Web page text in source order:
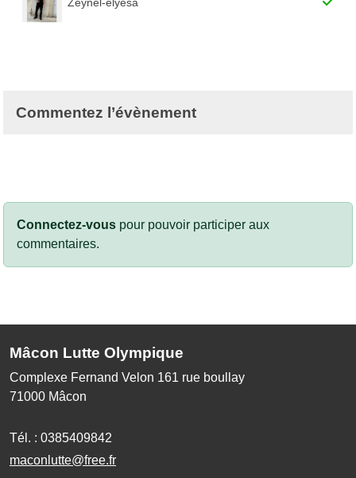
Commentez l’évènement
Connectez-vous pour pouvoir participer aux
commentaires.
Mâcon Lutte Olympique
Complexe Fernand Velon 161 rue boullay
71000 Mâcon
Tél. : 0385409842
maconlutte@free.fr